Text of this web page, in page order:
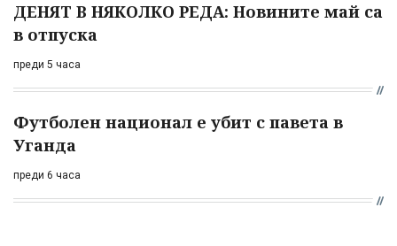
ДЕНЯТ В НЯКОЛКО РЕДА: Новините май са
в отпуска
преди 5 часа
Футболен национал е убит с павета в
Уганда
преди 6 часа